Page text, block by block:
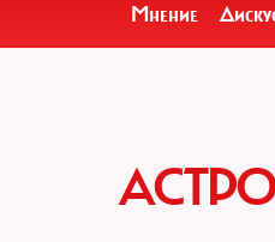
Мнение